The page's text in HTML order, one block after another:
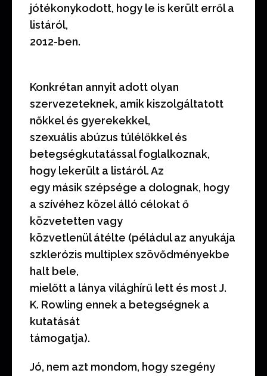
jótékonykodott, hogy le is került erről a
listáról,
2012-ben.
Konkrétan annyit adott olyan
szervezeteknek, amik kiszolgáltatott
nőkkel és gyerekekkel,
szexuális abúzus túlélőkkel és
betegségkutatással foglalkoznak,
hogy lekerült a listáról. Az
egy másik szépsége a dolognak, hogy
a szívéhez közel álló célokat ő
közvetetten vagy
közvetlenül átélte (péládul az anyukája
szklerózis multiplex szövődményekbe
halt bele,
mielőtt a lánya világhírű lett és most J.
K. Rowling ennek a betegségnek a
kutatását
támogatja).
Jó, nem azt mondom, hogy szegény